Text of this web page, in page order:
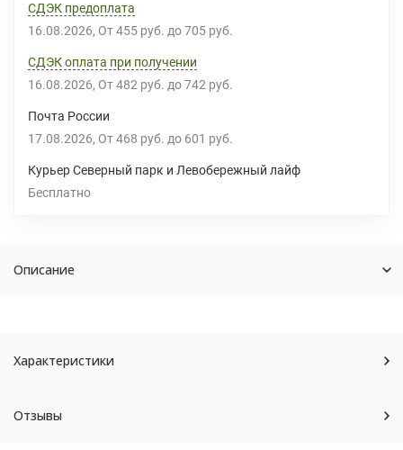
СДЭК предоплата
16.08.2026 От 455 руб. до 705 руб.
СДЭК оплата при получении
16.08.2026 От 482 руб. до 742 руб.
Почта России
17.08.2026 От 468 руб. до 601 руб.
Курьер Северный парк и Левобережный лайф
Бесплатно
Описание
Характеристики
Отзывы